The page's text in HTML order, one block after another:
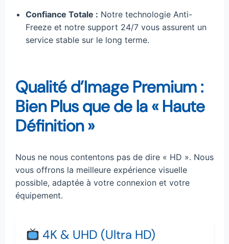
Confiance Totale : Notre technologie Anti-
Freeze et notre support 24/7 vous assurent un
service stable sur le long terme.
Qualité d’Image Premium :
Bien Plus que de la « Haute
Définition »
Nous ne nous contentons pas de dire « HD ». Nous
vous offrons la meilleure expérience visuelle
possible, adaptée à votre connexion et votre
équipement.
4K & UHD (Ultra HD)